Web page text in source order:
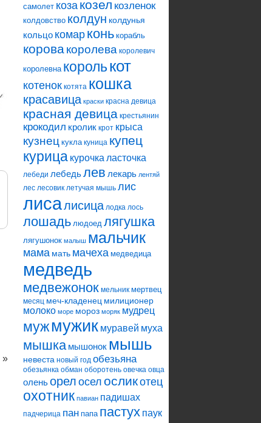
»
самолет козакозел козленок
колдовство колдун колдунья
кольцо комар конь корабль
коровакоролева королевич
королевна королькот
котенок котята кошка
красавица краски красна девица
красная девица крестьянин
крокодил кролик крот крыса
кузнец кукла куница купец
курица курочка ласточка
лебеди лебедьлев лекарь лентяй
лес лесовик летучая мышь лис
лисалисица лодка лось
лошадь людоед лягушка
лягушонок малыш мальчик
мама мать мачеха медведица
медведь
медвежонок мельник мертвец
месяц меч-кладенец милиционер
молоко море мороз моряк мудрец
мужмужик муравей муха
мышка мышонок мышь
невеста новый год обезьяна
обезьянка обман оборотень овечка овца
оленьорелоселосликотец
охотник павиан падишах
падчерица пан папа пастух паук